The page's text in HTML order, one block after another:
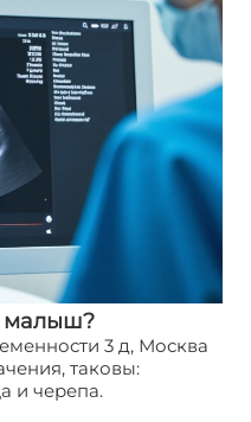
малыш?
3 д, Москва
таковы:
и черепа.